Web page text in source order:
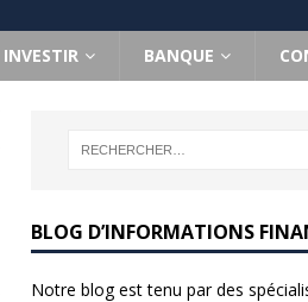
INVESTIR BANQUE
BLOG D’INFORMATIONS
Notre blog est tenu par des